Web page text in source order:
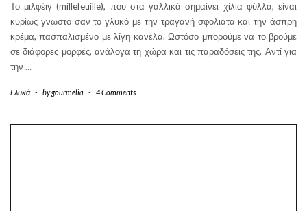
Το μιλφέιγ (millefeuille), που στα γαλλικά σημαίνει χίλια φύλλα, είναι
κυρίως γνωστό σαν το γλυκό με την τραγανή σφολιάτα και την άσπρη
κρέμα, πασπαλισμένο με λίγη κανέλα. Ωστόσο μπορούμε να το βρούμε
σε διάφορες μορφές, ανάλογα τη χώρα και τις παραδόσεις της. Αντί για
την …
Γλυκά - bygourmelia - 4 Comments